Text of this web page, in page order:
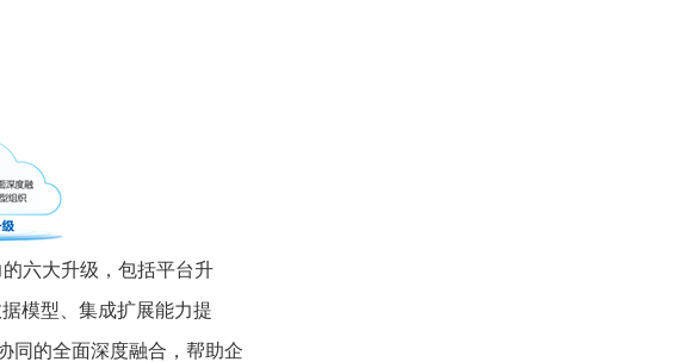
六大升级，包括平台升
模型、集成扩展能力提
同的全面深度融合，帮助企